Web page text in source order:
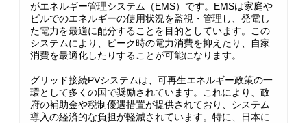
がエネルギー管理システム（EMS）です。EMSは家庭や
ビルでのエネルギーの使用状況を監視・管理し、発電し
た電力を最適に配分することを目的としています。この
システムにより、ピーク時の電力消費を抑えたり、自家
消費を最適化したりすることが可能になります。
グリッド接続PVシステムは、可再生エネルギー政策の一
環として多くの国で奨励されています。これにより、政
府の補助金や税制優遇措置が提供されており、システム
導入の経済的な負担が軽減されています。特に、日本に